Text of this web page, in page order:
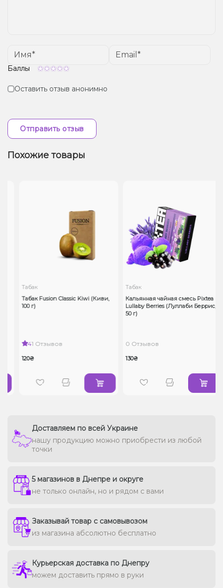
Баллы
Оставить отзыв анонимно
Отправить отзыв
Похожие товары
Табак
Табак Fusion Classic Kiwi (Киви,
100 г)
41 Отзывов
120₴
Табак
Кальянная чайная смесь Pixtea
Lullaby Berries (Луллаби Беррис,
50 г)
0 Отзывов
130₴
Доставляем по всей Украине
нашу продукцию можно приобрести из любой
точки
5 магазинов в Днепре и округе
не только онлайн, но и рядом с вами
Заказывай товар с самовывозом
из магазина абсолютно бесплатно
Курьерская доставка по Днепру
можем доставить прямо в руки